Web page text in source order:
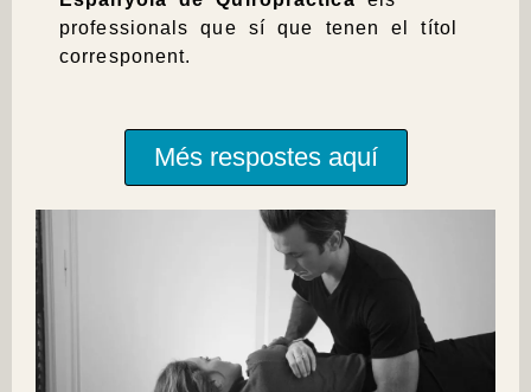
professionals que sí que tenen el títol
corresponent.
Més respostes aquí